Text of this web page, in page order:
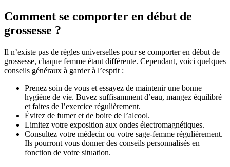
Comment se comporter en début de
grossesse ?
Il n’existe pas de règles universelles pour se comporter en début de
grossesse, chaque femme étant différente. Cependant, voici quelques
conseils généraux à garder à l’esprit :
Prenez soin de vous et essayez de maintenir une bonne
hygiène de vie. Buvez suffisamment d’eau, mangez équilibré
et faites de l’exercice régulièrement.
Évitez de fumer et de boire de l’alcool.
Limitez votre exposition aux ondes électromagnétiques.
Consultez votre médecin ou votre sage-femme régulièrement.
Ils pourront vous donner des conseils personnalisés en
fonction de votre situation.